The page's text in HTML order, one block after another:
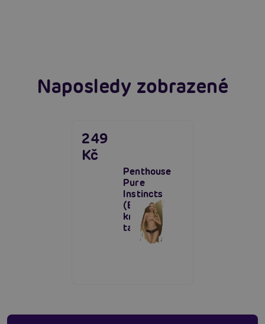
Naposledy zobrazené
Penthouse
Pure
Instincts
(Black),
krajková
tanga
249
Kč